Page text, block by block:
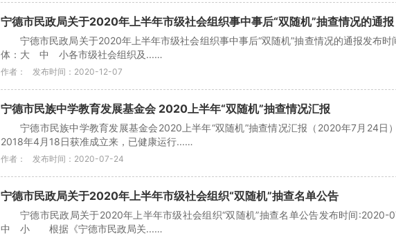
宁德市民政局关于2020年上半年市级社会组织事中事后“双随机”抽查情况的通报
宁德市民政局关于2020年上半年市级社会组织事中事后“双随机”抽查情况的通报发布
体：大 中 小各市级社会组织及...…
作者： 发布时间：2020-12-07
宁德市民族中学教育发展基金会 2020上半年“双随机”抽查情况汇报
宁德市民族中学教育发展基金会2020上半年“双随机”抽查情况汇报（2020年7月24日
2018年4月18日获准成立来，已健康运行...…
作者： 发布时间：2020-07-24
宁德市民政局关于2020年上半年市级社会组织“双随机”抽查名单公告
宁德市民政局关于2020年上半年市级社会组织“双随机”抽查名单公告发布时间
中 小 根据《宁德市民政局关...…